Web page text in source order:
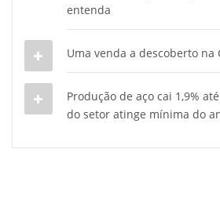
entenda
Uma venda a descoberto na
Produção de aço cai 1,9%
do setor atinge mínima do